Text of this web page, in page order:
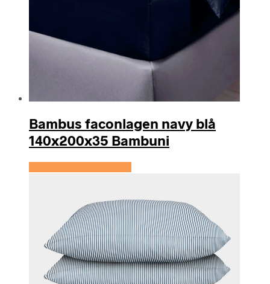
Bambus faconlagen navy blå
140x200x35 Bambuni